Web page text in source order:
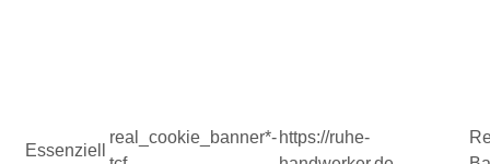
Essenziell
real_cookie_banner*- https://ruhe-